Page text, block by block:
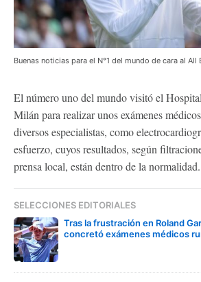
Buenas noticias para el N°1 del mundo de cara al All
El número uno del mundo visitó el
Milán para realizar unos exámenes
diversos especialistas, como
esfuerzo, cuyos resultados, según
prensa local, están dentro de la normalidad.
SELECCIONES EDITORIALES
Tras la frustración en Roland
concretó exámenes médicos